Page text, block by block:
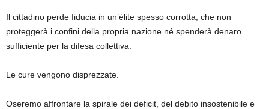
Il cittadino perde fiducia in un’élite spesso corrotta, che non
proteggerà i confini della propria nazione né spenderà denaro
sufficiente per la difesa collettiva.
Le cure vengono disprezzate.
Oseremo affrontare la spirale dei deficit, del debito insostenibile e